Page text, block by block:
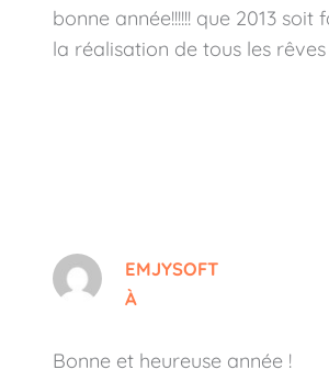
bonne année!!!!!! que 2013
la réalisation de tous les
EMJYSOFT
À
Bonne et heureuse année !